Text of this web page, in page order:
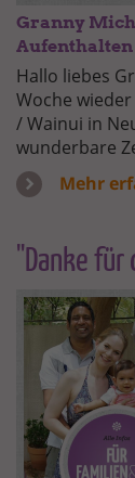
Granny
Aufenthalten
Hallo liebes
Woche
/ Wainui in
wunderbare
Mehr
"Danke für